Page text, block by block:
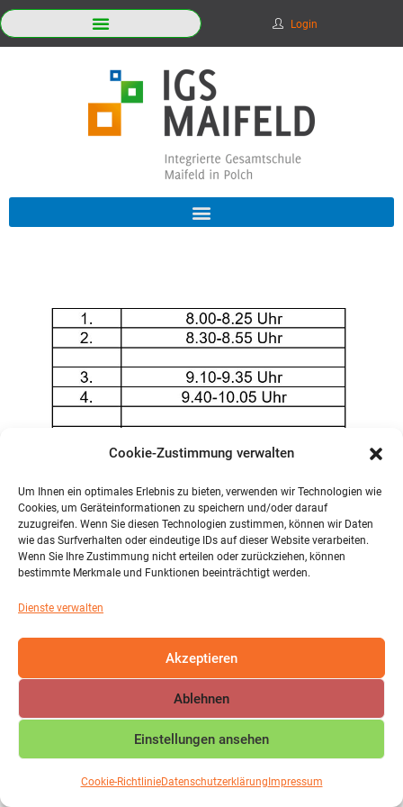
Cookie-Zustimmung verwalten
Um Ihnen ein optimales Erlebnis zu bieten, verwenden wir Technologien wie
Cookies, um Geräteinformationen zu speichern und/oder darauf
zuzugreifen. Wenn Sie diesen Technologien zustimmen, können wir Daten
wie das Surfverhalten oder eindeutige IDs auf dieser Website verarbeiten.
Wenn Sie Ihre Zustimmung nicht erteilen oder zurückziehen, können
bestimmte Merkmale und Funktionen beeinträchtigt werden.
Dienste verwalten
Akzeptieren
Ablehnen
Einstellungen ansehen
Cookie-RichtlinieDatenschutzerklärung Impressum
Login
KURZSSTUNDENMODELL FÜR MITTWOCH
Elternbrief zum vorzeitigen Unterrichtsende am 020725 Herunterladen
COPYRIGHT © IGS MAIFELD 2026 | DESIGN BY
WEBDESIGN